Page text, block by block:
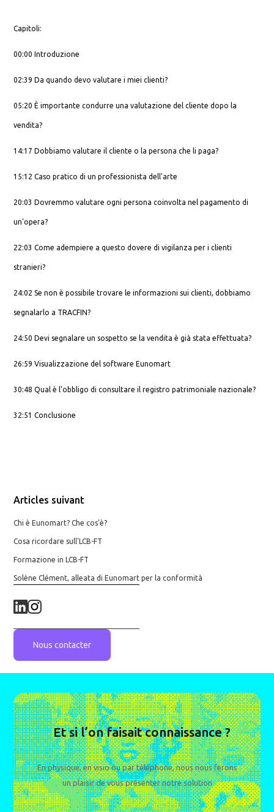
Capitoli:
00:00 Introduzione
02:39 Da quando devo valutare i miei clienti?
05:20 È importante condurre una valutazione del cliente dopo la
vendita?
14:17 Dobbiamo valutare il cliente o la persona che li paga?
15:12 Caso pratico di un professionista dell'arte
20:03 Dovremmo valutare ogni persona coinvolta nel pagamento di
un'opera?
22:03 Come adempiere a questo dovere di vigilanza per i clienti
stranieri?
24:02 Se non è possibile trovare le informazioni sui clienti, dobbiamo
segnalarlo a TRACFIN?
24:50 Devi segnalare un sospetto se la vendita è già stata effettuata?
26:59 Visualizzazione del software Eunomart
30:48 Qual è l'obbligo di consultare il registro patrimoniale nazionale?
32:51 Conclusione
Articles suivant
Chi è Eunomart? Che cos'è?
Cosa ricordare sull'LCB-FT
Formazione in LCB-FT
Solène Clément, alleata di Eunomart per la conformità
Nous contacter
Et si l’on faisait connaissance ?
En physique, en visio ou par téléphone, nous nous ferons
un plaisir de vous présenter notre solution